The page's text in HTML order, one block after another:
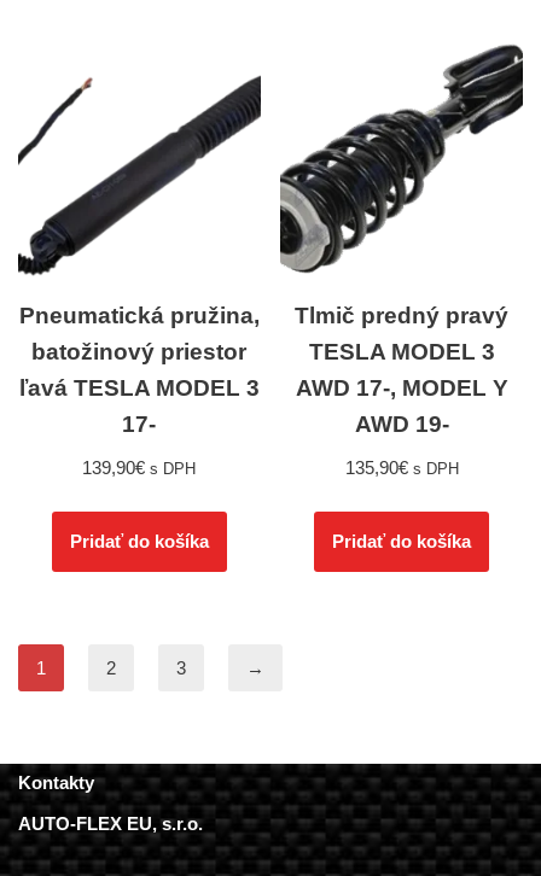
Pneumatická pružina,
batožinový priestor
ľavá TESLA MODEL 3
17-
139,90€ s DPH
Pridať do košíka
Tlmič predný pravý
TESLA MODEL 3
AWD 17-, MODEL Y
AWD 19-
135,90€ s DPH
Pridať do košíka
1 2 3 →
Kontakty
AUTO-FLEX EU, s.r.o.